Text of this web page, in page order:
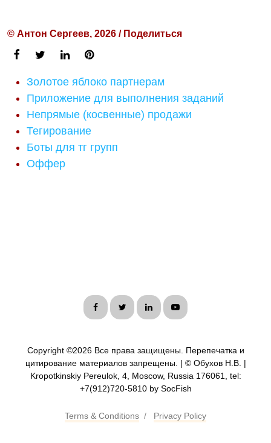
© Антон Сергеев, 2026 / Поделиться
Золотое яблоко партнерам
Приложение для выполнения заданий
Непрямые (косвенные) продажи
Тегирование
Боты для тг групп
Оффер
Copyright ©2026 Все права защищены. Перепечатка и
цитирование материалов запрещены. | © Обухов Н.В. |
Kropotkinskiy Pereulok, 4, Moscow, Russia 176061, tel:
+7(912)720-5810 by SocFish
Terms & Conditions / Privacy Policy